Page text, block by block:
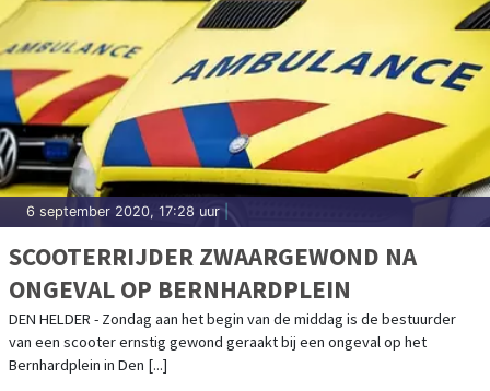
6 september 2020, 17:28 uur|
SCOOTERRIJDER ZWAARGEWOND NA
ONGEVAL OP BERNHARDPLEIN
DEN HELDER - Zondag aan het begin van de middag is de bestuurder
van een scooter ernstig gewond geraakt bij een ongeval op het
Bernhardplein in Den [...]